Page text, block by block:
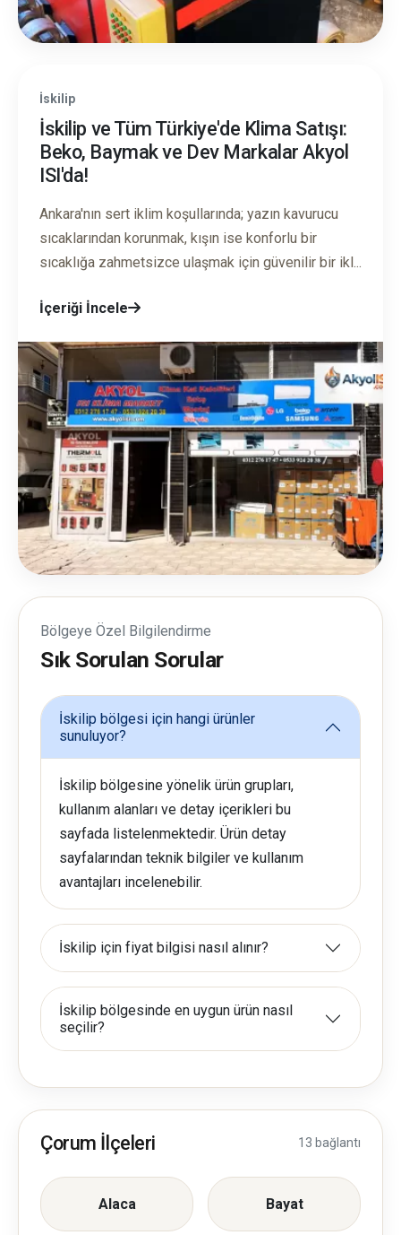
İskilip
İskilip ve Tüm Türkiye'de Klima Satışı:
Beko, Baymak ve Dev Markalar Akyol
ISI'da!
Ankara'nın sert iklim koşullarında; yazın kavurucu
sıcaklarından korunmak, kışın ise konforlu bir
sıcaklığa zahmetsizce ulaşmak için güvenilir bir ikl...
İçeriği İncele
Bölgeye Özel Bilgilendirme
Sık Sorulan Sorular
İskilip bölgesi için hangi ürünler
sunuluyor?
İskilip bölgesine yönelik ürün grupları,
kullanım alanları ve detay içerikleri bu
sayfada listelenmektedir. Ürün detay
sayfalarından teknik bilgiler ve kullanım
avantajları incelenebilir.
İskilip için fiyat bilgisi nasıl alınır?
İskilip bölgesinde en uygun ürün nasıl
seçilir?
Çorum İlçeleri 13 bağlantı
Alaca Bayat